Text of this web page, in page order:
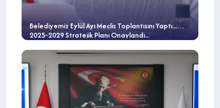
Belediyemiz Eylül Ayı Meclis Toplantısını Yaptı...
2025-2029 Stratejik Planı Onaylandı...